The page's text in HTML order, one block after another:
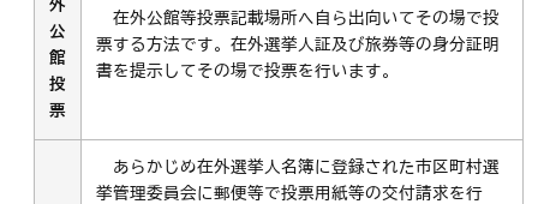
外
公
館
投
票
在外公館等投票記載場所へ自ら出向いてその場で投
票する方法です。在外選挙人証及び旅券等の身分証明
書を提示してその場で投票を行います。
あらかじめ在外選挙人名簿に登録された市区町村選
挙管理委員会に郵便等で投票用紙等の交付請求を行